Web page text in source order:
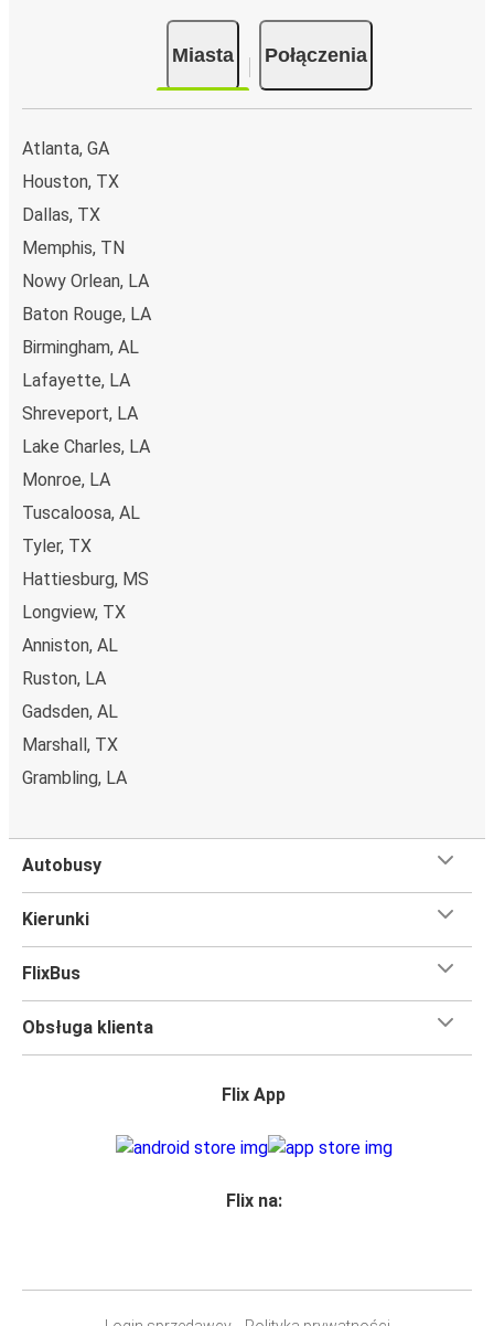
Miasta Połączenia
Atlanta, GA
Houston, TX
Dallas, TX
Memphis, TN
Nowy Orlean, LA
Baton Rouge, LA
Birmingham, AL
Lafayette, LA
Shreveport, LA
Lake Charles, LA
Monroe, LA
Tuscaloosa, AL
Tyler, TX
Hattiesburg, MS
Longview, TX
Anniston, AL
Ruston, LA
Gadsden, AL
Marshall, TX
Grambling, LA
Autobusy
Kierunki
FlixBus
Obsługa klienta
Flix App
Flix na: